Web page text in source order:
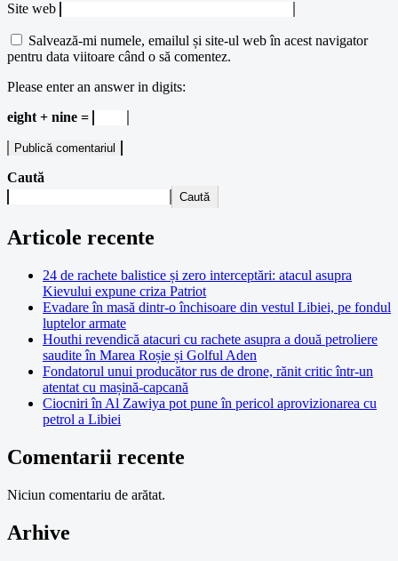
Site web
Salvează-mi numele, emailul și site-ul web în acest navigator
pentru data viitoare când o să comentez.
Please enter an answer in digits:
eight + nine =
Caută
Caută
Articole recente
24 de rachete balistice și zero interceptări: atacul asupra
Kievului expune criza Patriot
Evadare în masă dintr-o închisoare din vestul Libiei, pe fondul
luptelor armate
Houthi revendică atacuri cu rachete asupra a două petroliere
saudite în Marea Roșie și Golful Aden
Fondatorul unui producător rus de drone, rănit critic într-un
atentat cu mașină-capcană
Ciocniri în Al Zawiya pot pune în pericol aprovizionarea cu
petrol a Libiei
Comentarii recente
Niciun comentariu de arătat.
Arhive